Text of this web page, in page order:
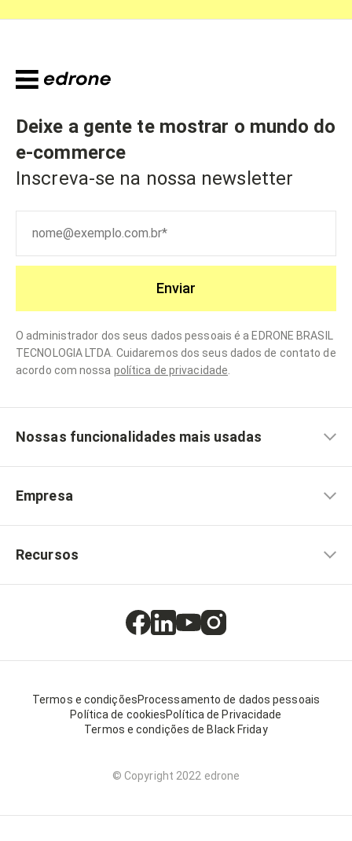
Deixe a gente te mostrar o mundo do
e-commerce
Inscreva-se na nossa newsletter
Enviar
O administrador dos seus dados pessoais é a EDRONE BRASIL
TECNOLOGIA LTDA. Cuidaremos dos seus dados de contato de
acordo com nossa política de privacidade
Nossas funcionalidades mais usadas
Empresa
Recursos
Termos e condiçõesProcessamento de dados pessoais
Política de cookiesPolítica de Privacidade
Termos e condições de Black Friday
© Copyright 2022 edrone